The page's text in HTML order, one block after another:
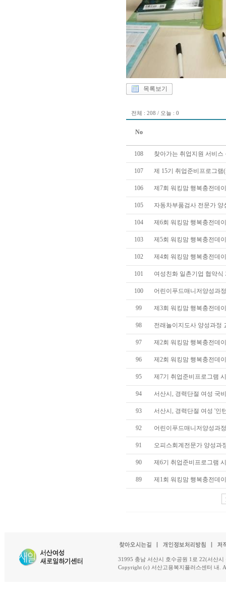
목록보기
전체 : 208 / 오늘 : 0
No
108 찾아가는 취업지원 서비스
107 제 15기 취업준비프로그램
106 제7회 워킹맘 행복충전데
105 자동차부품검사 전문가 양
104 제6회 워킹맘 행복충전데
103 제5회 워킹맘 행복충전데
102 제4회 워킹맘 행복충전데
101 여성친화 일촌기업 협약식
100 어린이푸드매니저양성과
99 제3회 워킹맘 행복충전데
98 전래놀이지도사 양성과정
97 제2회 워킹맘 행복충전데
96 제2회 워킹맘 행복충전데
95 제7기 취업준비프로그램
94 서산시, 경력단절 여성 국
93 서산시, 경력단절 여성 '인
92 어린이푸드매니저양성과
91 오피스회계전문가 양성과
90 제6기 취업준비프로그램
89 제1회 워킹맘 행복충전데
31995 충남 서산시 호수공원 1로 22(서산
Copyright (c) 서산고용복지플러스센터 내.